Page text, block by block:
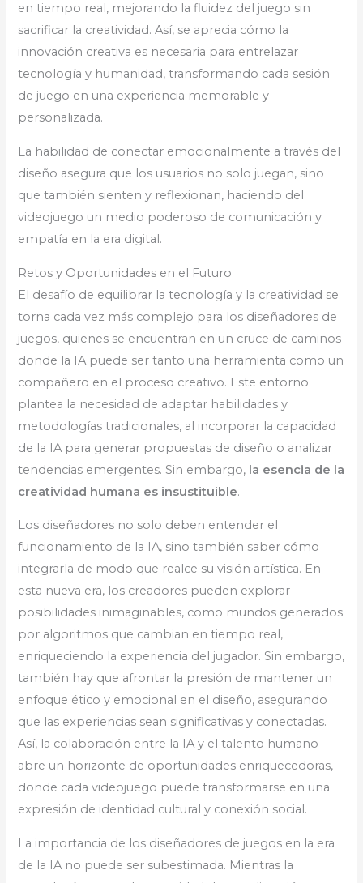
en tiempo real, mejorando la fluidez del juego sin
sacrificar la creatividad. Así, se aprecia cómo la
innovación creativa es necesaria para entrelazar
tecnología y humanidad, transformando cada sesión
de juego en una experiencia memorable y
personalizada.
La habilidad de conectar emocionalmente a través del
diseño asegura que los usuarios no solo juegan, sino
que también sienten y reflexionan, haciendo del
videojuego un medio poderoso de comunicación y
empatía en la era digital.
Retos y Oportunidades en el Futuro
El desafío de equilibrar la tecnología y la creatividad se
torna cada vez más complejo para los diseñadores de
juegos, quienes se encuentran en un cruce de caminos
donde la IA puede ser tanto una herramienta como un
compañero en el proceso creativo. Este entorno
plantea la necesidad de adaptar habilidades y
metodologías tradicionales, al incorporar la capacidad
de la IA para generar propuestas de diseño o analizar
tendencias emergentes. Sin embargo, la esencia de la
creatividad humana es insustituible.
Los diseñadores no solo deben entender el
funcionamiento de la IA, sino también saber cómo
integrarla de modo que realce su visión artística. En
esta nueva era, los creadores pueden explorar
posibilidades inimaginables, como mundos generados
por algoritmos que cambian en tiempo real,
enriqueciendo la experiencia del jugador. Sin embargo,
también hay que afrontar la presión de mantener un
enfoque ético y emocional en el diseño, asegurando
que las experiencias sean significativas y conectadas.
Así, la colaboración entre la IA y el talento humano
abre un horizonte de oportunidades enriquecedoras,
donde cada videojuego puede transformarse en una
expresión de identidad cultural y conexión social.
La importancia de los diseñadores de juegos en la era
de la IA no puede ser subestimada. Mientras la